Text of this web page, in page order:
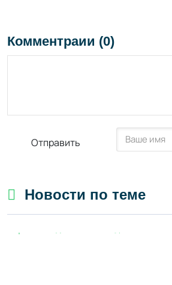
Комментраии (0)
Отправить
Новости по теме